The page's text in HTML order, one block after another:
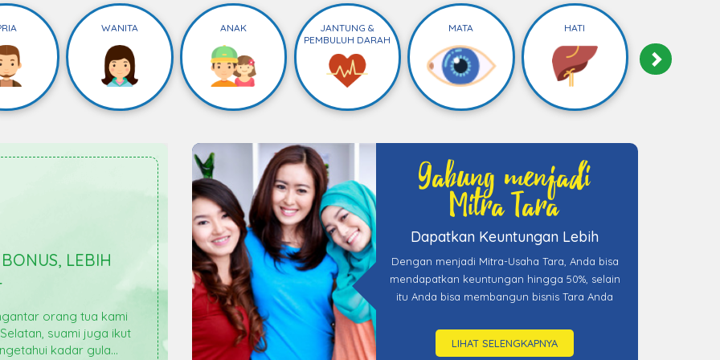
WANITA ANAK
JANTUNG &
PEMBULUH DARAH
MATA HATI
SAYA TURUN DARI 550
110 MG/DL
saya, wanita 55 tahun, sudah 2 tahun
mengeluh seluruh badannya sakit dan
Setelah melakukan pemeriksaan
Gabung menjadi
Mitra Tara
Dapatkan Keuntungan Lebih
Dengan menjadi Mitra-Usaha Tara, Anda bisa
mendapatkan keuntungan hingga 50%, selain
itu Anda bisa membangun bisnis Tara Anda
LIHAT SELENGKAPNYA